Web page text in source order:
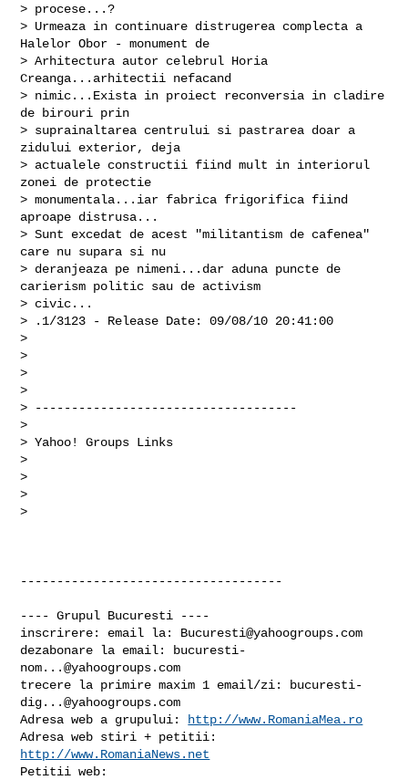
> procese...?
> Urmeaza in continuare distrugerea complecta a
Halelor Obor - monument de
> Arhitectura autor celebrul Horia
Creanga...arhitectii nefacand
> nimic...Exista in proiect reconversia in cladire
de birouri prin
> suprainaltarea centrului si pastrarea doar a
zidului exterior, deja
> actualele constructii fiind mult in interiorul
zonei de protectie
> monumentala...iar fabrica frigorifica fiind
aproape distrusa...
> Sunt excedat de acest "militantism de cafenea"
care nu supara si nu
> deranjeaza pe nimeni...dar aduna puncte de
carierism politic sau de activism
> civic...
> .1/3123 - Release Date: 09/08/10 20:41:00
>
>
>
>
> ------------------------------------
>
> Yahoo! Groups Links
>
>
>
>
------------------------------------
---- Grupul Bucuresti ----
inscrirere: email la: Bucuresti@yahoogroups.com
dezabonare la email:
bucuresti-
nom...@yahoogroups.com
trecere la primire maxim 1 email/zi:
bucuresti-
dig...@yahoogroups.com
Adresa web a grupului:
http://www.RomaniaMea.ro
http://www.RomaniaNews.net